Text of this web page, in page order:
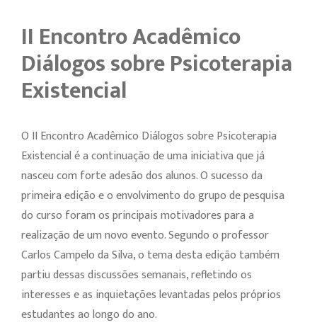
II Encontro Acadêmico
Diálogos sobre Psicoterapia
Existencial
O II Encontro Acadêmico Diálogos sobre Psicoterapia
Existencial é a continuação de uma iniciativa que já
nasceu com forte adesão dos alunos. O sucesso da
primeira edição e o envolvimento do grupo de pesquisa
do curso foram os principais motivadores para a
realização de um novo evento. Segundo o professor
Carlos Campelo da Silva, o tema desta edição também
partiu dessas discussões semanais, refletindo os
interesses e as inquietações levantadas pelos próprios
estudantes ao longo do ano.